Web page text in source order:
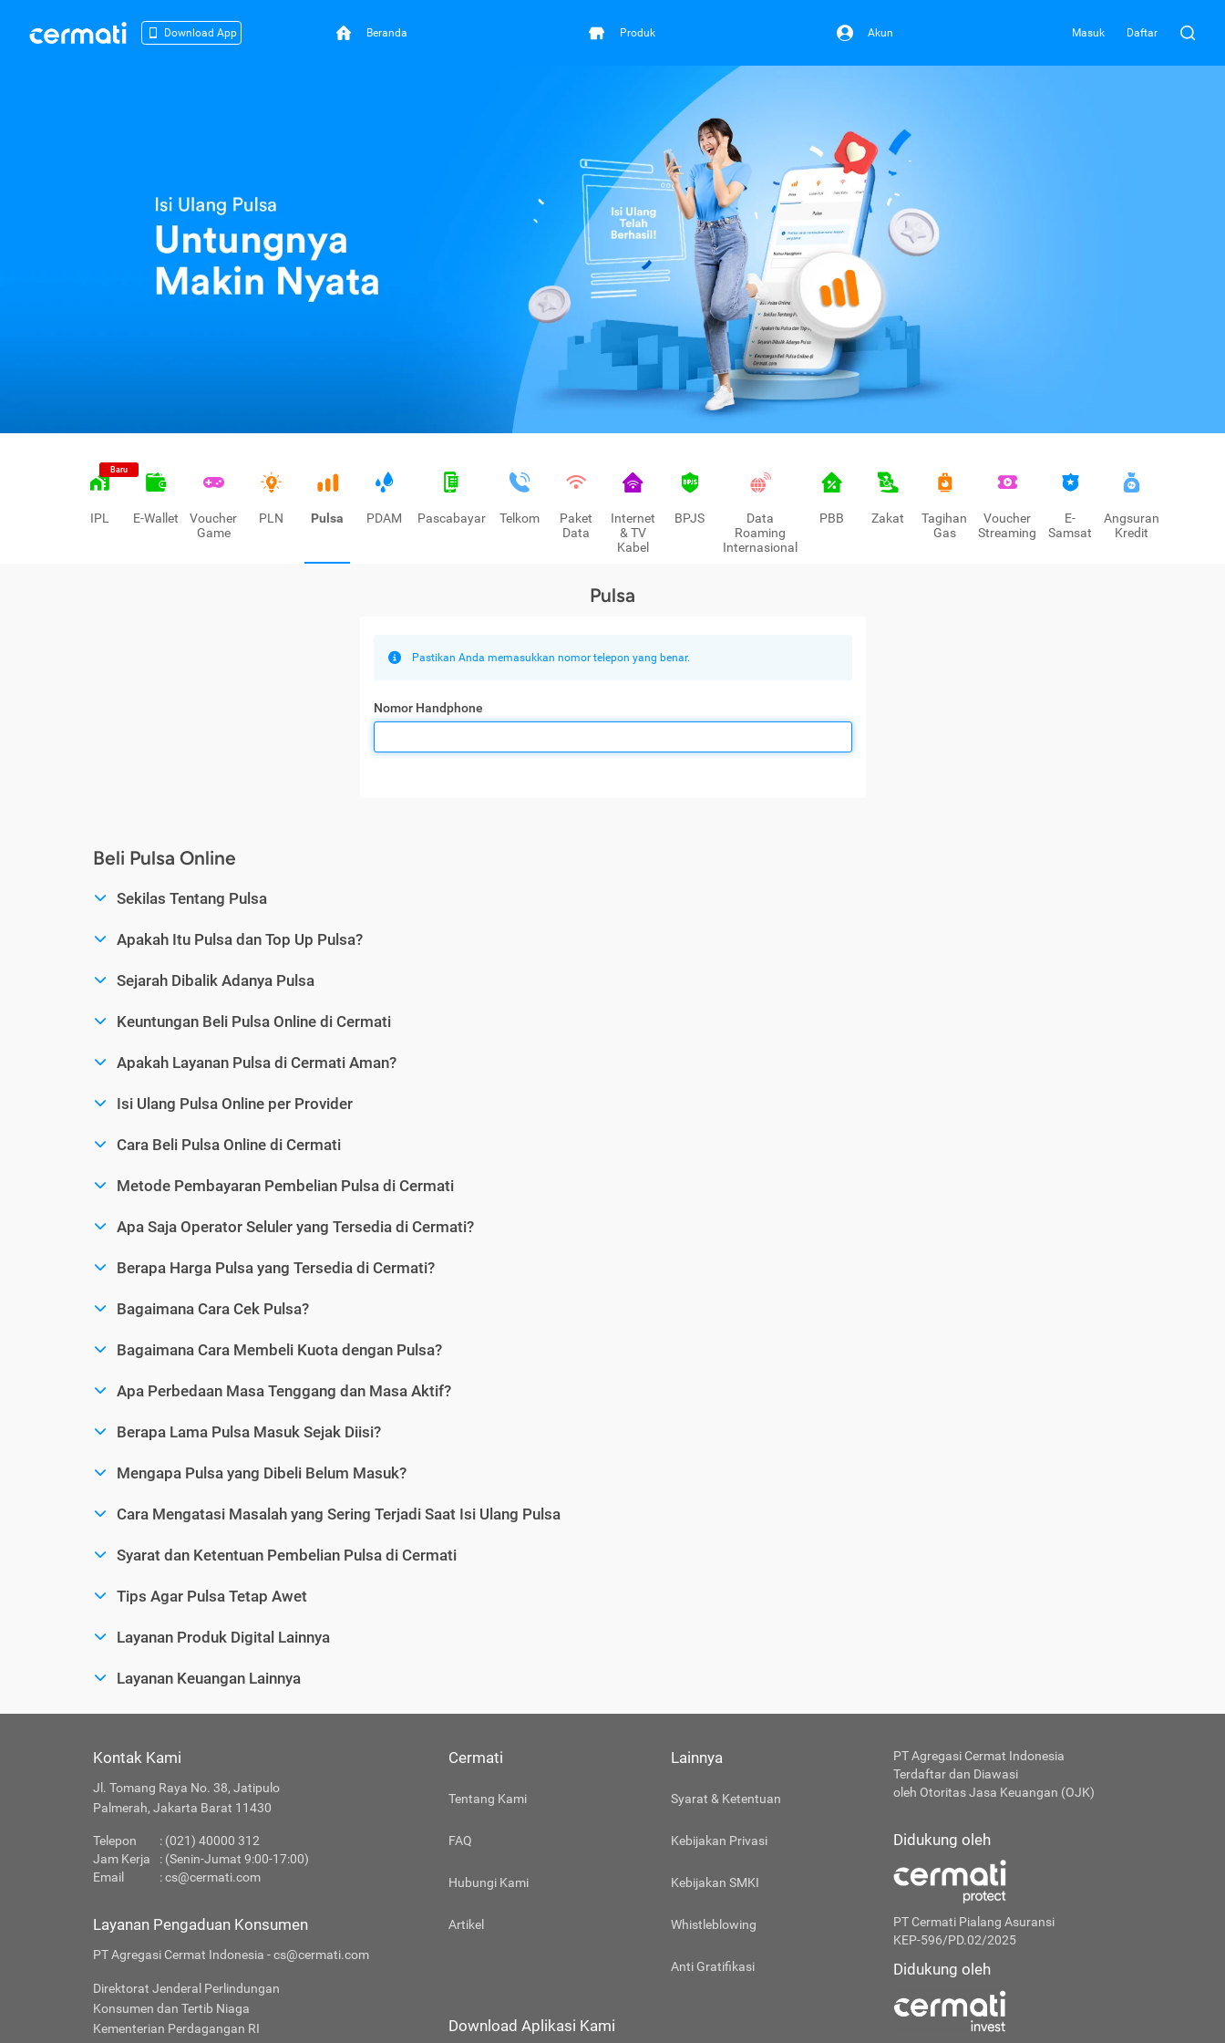
Download App Beranda Produk Akun Masuk Daftar
Baru
IPL E-Wallet
Voucher
Game
PLN Pulsa PDAM Pascabayar Telkom
Paket
Data
Internet
& TV
Kabel
BPJS
Data
Roaming
Internasional
PBB Zakat
Tagihan
Gas
Voucher
Streaming
E-
Samsat
Angsuran
Kredit
Pulsa
Pastikan Anda memasukkan nomor telepon yang benar.
Nomor Handphone
Beli Pulsa Online
Sekilas Tentang Pulsa
Apakah Itu Pulsa dan Top Up Pulsa?
Sejarah Dibalik Adanya Pulsa
Keuntungan Beli Pulsa Online di Cermati
Apakah Layanan Pulsa di Cermati Aman?
Isi Ulang Pulsa Online per Provider
Cara Beli Pulsa Online di Cermati
Metode Pembayaran Pembelian Pulsa di Cermati
Apa Saja Operator Seluler yang Tersedia di Cermati?
Berapa Harga Pulsa yang Tersedia di Cermati?
Bagaimana Cara Cek Pulsa?
Bagaimana Cara Membeli Kuota dengan Pulsa?
Apa Perbedaan Masa Tenggang dan Masa Aktif?
Berapa Lama Pulsa Masuk Sejak Diisi?
Mengapa Pulsa yang Dibeli Belum Masuk?
Cara Mengatasi Masalah yang Sering Terjadi Saat Isi Ulang Pulsa
Syarat dan Ketentuan Pembelian Pulsa di Cermati
Tips Agar Pulsa Tetap Awet
Layanan Produk Digital Lainnya
Layanan Keuangan Lainnya
Kontak Kami
Jl. Tomang Raya No. 38, Jatipulo
Palmerah, Jakarta Barat 11430
Telepon
: (021) 40000 312
Jam Kerja
: (Senin-Jumat 9:00-17:00)
Email
:cs@cermati.com
Layanan Pengaduan Konsumen
PT Agregasi Cermat Indonesia - cs@cermati.com
Direktorat Jenderal Perlindungan
Konsumen dan Tertib Niaga
Kementerian Perdagangan RI
Cermati
Tentang Kami
FAQ
Hubungi Kami
Artikel
Lainnya
Syarat & Ketentuan
Kebijakan Privasi
Kebijakan SMKI
Whistleblowing
Anti Gratifikasi
Download Aplikasi Kami
PT Agregasi Cermat Indonesia
Terdaftar dan Diawasi
oleh Otoritas Jasa Keuangan (OJK)
Didukung oleh
PT Cermati Pialang Asuransi
KEP-596/PD.02/2025
Didukung oleh